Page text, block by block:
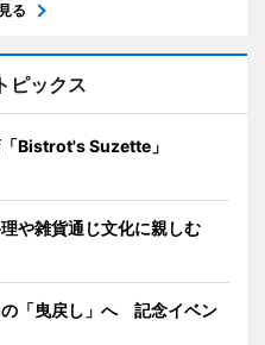
る
ピックス
Bistrot's Suzette」
や雑貨通じ文化に親しむ
の「曳戻し」へ 記念イベン